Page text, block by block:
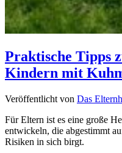
Praktische Tipps
Kindern mit
Veröffentlicht von Das
Für Eltern ist es eine große
entwickeln, die abgestimmt
Risiken in sich birgt.